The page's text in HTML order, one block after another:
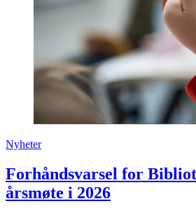
Nyheter
Forhåndsvarsel for
årsmøte i 2026